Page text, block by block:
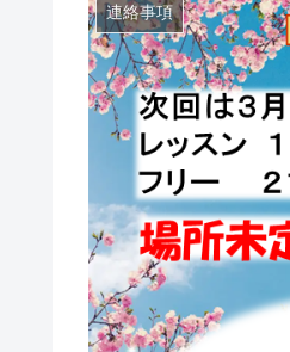
連絡事項